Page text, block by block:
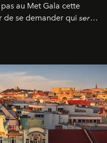
au Met Gala cette
de se demander qui sera